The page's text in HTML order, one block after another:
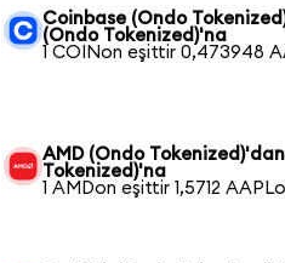
Coinbase (Ondo
(Ondo Tokenized)'na
1 COINon eşittir 0,473948
AMD (Ondo
Tokenized)'na
1 AMDon eşittir 1,5712